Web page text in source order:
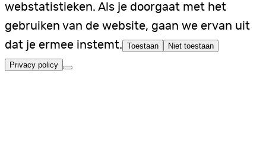
webstatistieken. Als je doorgaat met het
gebruiken van de website, gaan we ervan uit
dat je ermee instemt. Toestaan Niet toestaan
Privacy policy